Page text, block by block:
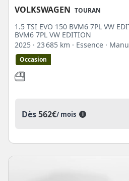
VOLKSWAGEN TOURAN
1.5 TSI EVO 150 BVM6 7PL VW
BVM6 7PL VW EDITION
2025 · 23 685 km · Essence ·
Occasion
Dès562€/ mois i